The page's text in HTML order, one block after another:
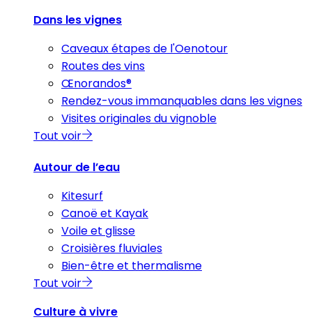
Dans les vignes
Caveaux étapes de l'Oenotour
Routes des vins
Œnorandos®
Rendez-vous immanquables dans les vignes
Visites originales du vignoble
Tout voir
Autour de l’eau
Kitesurf
Canoë et Kayak
Voile et glisse
Croisières fluviales
Bien-être et thermalisme
Tout voir
Culture à vivre